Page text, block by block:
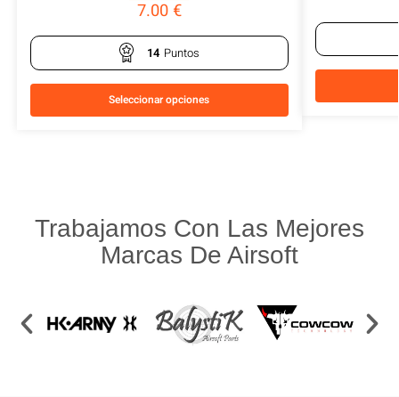
7.00€
14 Puntos
Seleccionar opciones
Trabajamos Con Las Mejores
Marcas De Airsoft